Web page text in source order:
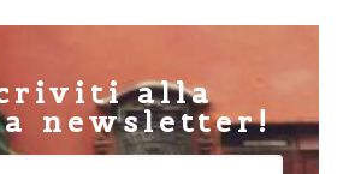
alla
newsletter!